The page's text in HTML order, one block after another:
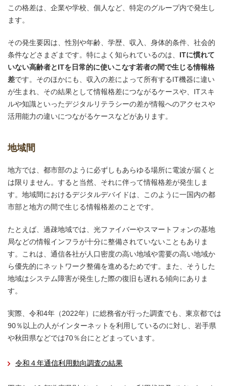
この格差は、企業や学校、個人など、特定のグループ内で発生し
ます。
その発生要因は、性別や年齢、学歴、収入、身体的条件、社会的
条件などさまざまです。特によく知られているのは、 ITに慣れて
いない高齢者とITを日常的に使いこなす若者の間で生じる情報格
差です。そのほかにも、収入の差によって所有するIT機器に違い
が生まれ、その結果として情報格差につながるケースや、ITスキ
ルや知識といったデジタルリテラシーの差が情報へのアクセスや
活用能力の違いにつながるケースなどがあります。
地域間
地方では、都市部のように必ずしもあらゆる場所に電波が届くと
は限りません。すると当然、それに伴って情報格差が発生しま
す。地域間におけるデジタルデバイドは、このように一国内の都
市部と地方の間で生じる情報格差のことです。
たとえば、過疎地域では、光ファイバーやスマートフォンの基地
局などの情報インフラが十分に整備されていないこともありま
す。これは、通信各社が人口密度の高い地域や需要の高い地域か
ら優先的にネットワーク整備を進めるためです。また、そうした
地域はシステム障害が発生した際の復旧も遅れる傾向にありま
す。
実際、令和4年（2022年）に総務省が行った調査でも、東京都では
90％以上の人がインターネットを利用しているのに対し、岩手県
や秋田県などでは70％台にとどまっています。
令和４年通信利用動向調査の結果